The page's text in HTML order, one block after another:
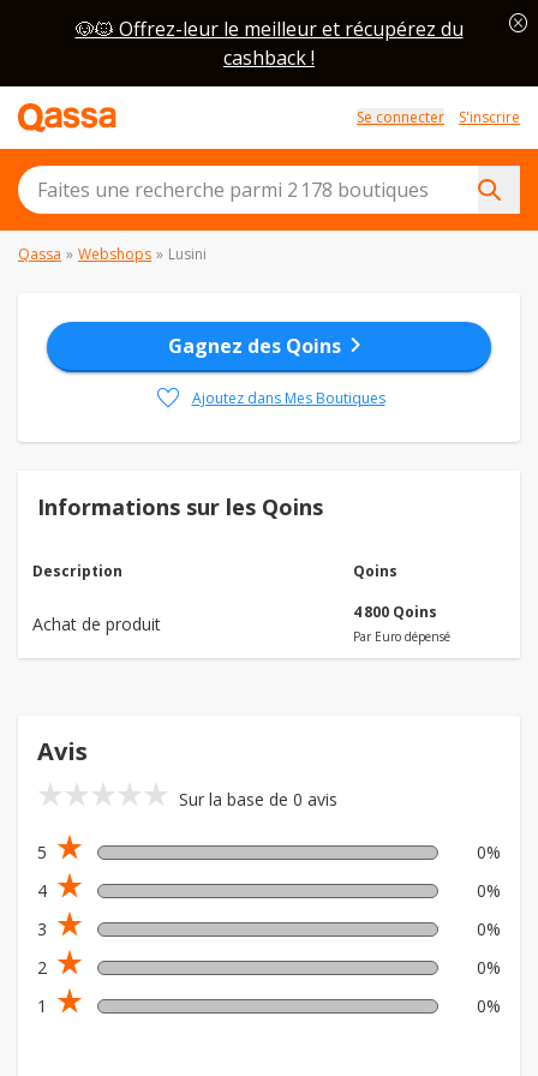
🐶🐱 Offrez-leur le meilleur et récupérez du
cashback !
cancel
Se connecter S'inscrire
Qassa » Webshops » Lusini
Gagnez des Qoins chevron_right
favorite
Ajoutez dans Mes Boutiques
Informations sur les Qoins
Description Qoins
Achat de produit
4 800 Qoins
Par Euro dépensé
Avis
star_ratestar_ratestar_ratestar_ratestar_rate Sur la base de 0 avis
5 star_rate
0%
4 star_rate
0%
3 star_rate
0%
2 star_rate
0%
1
star_rate 0%